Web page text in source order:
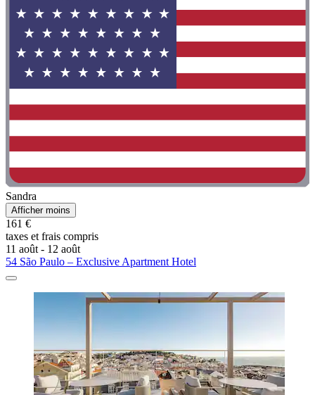
Sandra
Afficher moins
161 €
taxes et frais compris
11 août - 12 août
54 São Paulo – Exclusive Apartment Hotel